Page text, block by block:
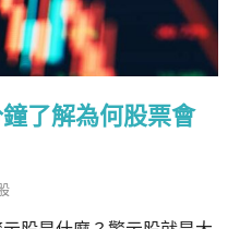
了解為何股票會